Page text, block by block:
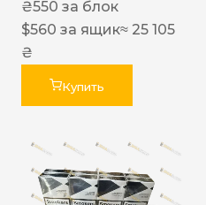
₴550 за блок
$560 за ящик≈ 25 105
₴
Купить